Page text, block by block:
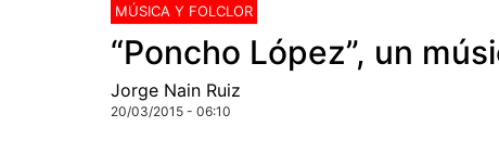
MÚSICA Y FOLCLOR
“Poncho López”, un
Jorge Nain Ruiz
20/03/2015 - 06:10